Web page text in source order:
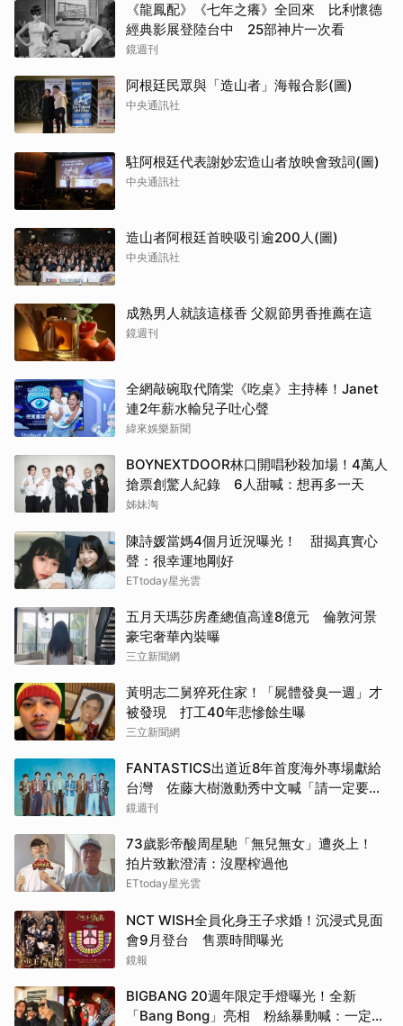
《龍鳳配》《七年之癢》全回來 比利懷德
經典影展登陸台中 25部神片一次看
鏡週刊
阿根廷民眾與「造山者」海報合影(圖)
中央通訊社
駐阿根廷代表謝妙宏造山者放映會致詞(圖)
中央通訊社
造山者阿根廷首映吸引逾200人(圖)
中央通訊社
成熟男人就該這樣香 父親節男香推薦在這
鏡週刊
全網敲碗取代隋棠《吃桌》主持棒！Janet
連2年薪水輸兒子吐心聲
緯來娛樂新聞
BOYNEXTDOOR林口開唱秒殺加場！4萬人
搶票創驚人紀錄 6人甜喊：想再多一天
姊妹淘
陳詩媛當媽4個月近況曝光！ 甜揭真實心
聲：很幸運地剛好
ETtoday星光雲
五月天瑪莎房產總值高達8億元 倫敦河景
豪宅奢華內裝曝
三立新聞網
黃明志二舅猝死住家！「屍體發臭一週」才
被發現 打工40年悲慘餘生曝
三立新聞網
FANTASTICS出道近8年首度海外專場獻給
台灣 佐藤大樹激動秀中文喊「請一定要來
玩」
鏡週刊
73歲影帝酸周星馳「無兒無女」遭炎上！
拍片致歉澄清：沒壓榨過他
ETtoday星光雲
NCT WISH全員化身王子求婚！沉浸式見面
會9月登台 售票時間曝光
鏡報
BIGBANG 20週年限定手燈曝光！全新
「Bang Bong」亮相 粉絲暴動喊：一定要